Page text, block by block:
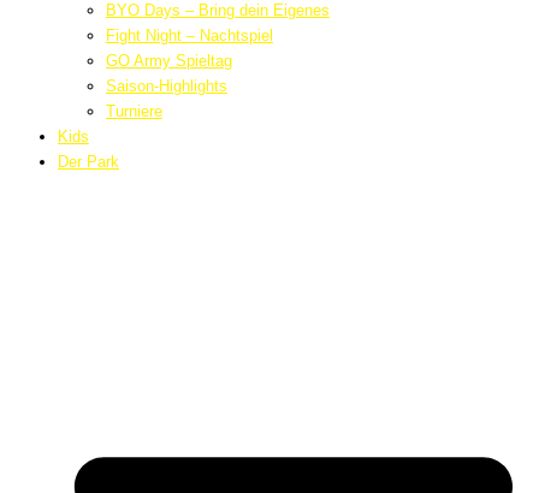
BYO Days – Bring dein Eigenes
Fight Night – Nachtspiel
GO Army Spieltag
Saison-Highlights
Turniere
Kids
Der Park